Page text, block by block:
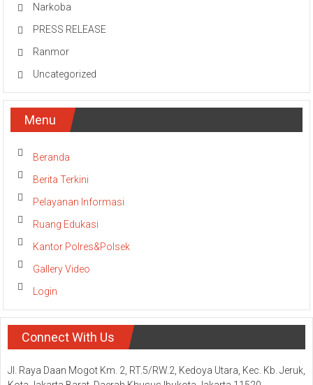
Narkoba
PRESS RELEASE
Ranmor
Uncategorized
Menu
Beranda
Berita Terkini
Pelayanan Informasi
Ruang Edukasi
Kantor Polres&Polsek
Gallery Video
Login
Connect With Us
Jl. Raya Daan Mogot Km. 2, RT.5/RW.2, Kedoya Utara, Kec. Kb. Jeruk,